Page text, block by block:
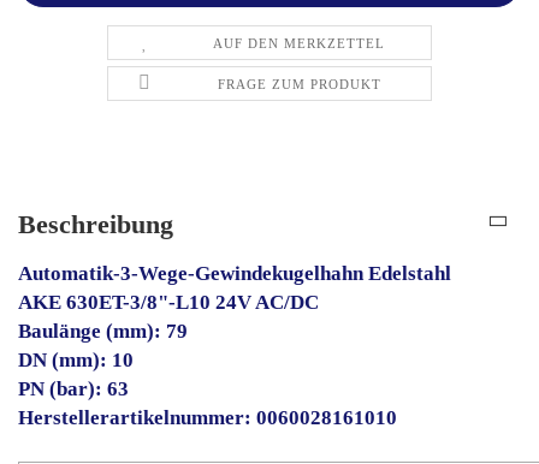
AUF DEN MERKZETTEL
FRAGE ZUM PRODUKT
Beschreibung
Automatik-3-Wege-Gewindekugelhahn Edelstahl
AKE 630ET-3/8"-L10 24V AC/DC
Baulänge (mm): 79
DN (mm): 10
PN (bar): 63
Herstellerartikelnummer: 0060028161010